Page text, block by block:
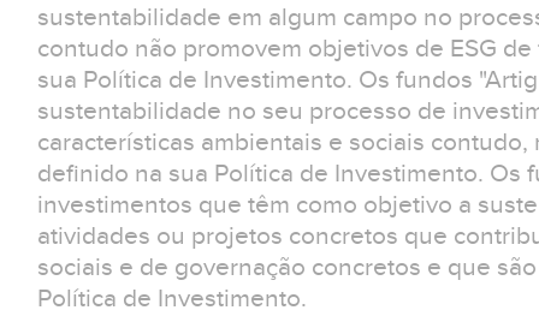
sustentabilidade em algum campo no
contudo não promovem objetivos de ESG
sua Política de Investimento. Os fundos
sustentabilidade no seu processo de
características ambientais e sociais
definido na sua Política de Investimento. Os
investimentos que têm como objetivo a
atividades ou projetos concretos que
sociais e de governação concretos e que
Política de Investimento.